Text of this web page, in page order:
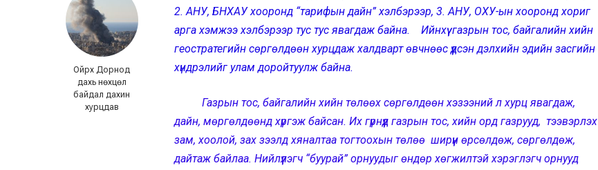
Ойрх Дорнод
дахь нөхцөл
байдал дахин
хурцдав
2. АНУ, БНХАУ хооронд “тарифын дайн” хэлбэрээр, 3. АНУ, ОХУ-ын хооронд хориг
арга хэмжээ хэлбэрээр тус тус явагдаж байна. Ийнхүү газрын тос, байгалийн хийн
геостратегийн сөргөлдөөн хурцдаж халдварт өвчнөөс үүдсэн дэлхийн эдийн засгийн
хүндрэлийг улам доройтуулж байна.
Газрын тос, байгалийн хийн төлөөх сөргөлдөөн хэзээний л хурц явагдаж,
дайн, мөргөлдөөнд хүргэж байсан. Их гүрнүүд газрын тос, хийн орд газрууд, тээвэрлэх
зам, хоолой, зах зээлд хяналтаа тогтоохын төлөө ширүүн өрсөлдөж, сөргөлдөж,
дайтаж байлаа. Нийлүүлэгч “буурай” орнуудыг өндөр хөгжилтэй хэрэглэгч орнууд